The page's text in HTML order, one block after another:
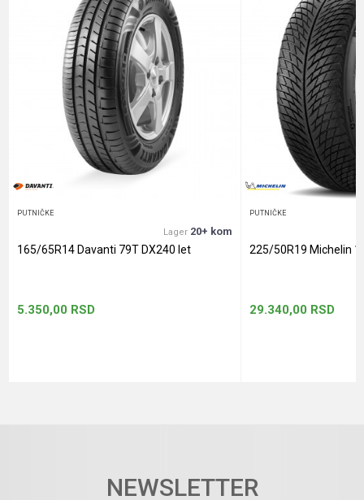
Anti-spam zaštita - izračunajte koliko je 6 - 1 :
PUTNIČKE
Lager 20+ kom
165/65R14 Davanti 79T DX240 let
5.350,00 RSD
PUTNIČKE
225/50R19 Michelin
29.340,00 RSD
NEWSLETTER